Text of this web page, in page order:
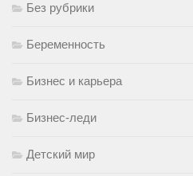
Без рубрики
Беременность
Бизнес и карьера
Бизнес-леди
Детский мир